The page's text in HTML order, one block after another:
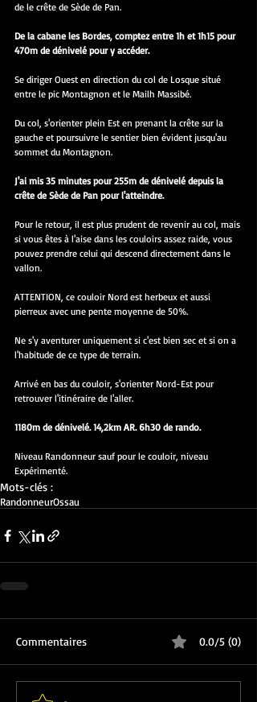
de le crête de Sède de Pan.
De la cabane les Bordes, comptez entre 1h et 1h15 pour
470m de dénivelé pour y accéder.
Se diriger Ouest en direction du col de Losque situé
entre le pic Montagnon et le Mailh Massibé.
Du col, s'orienter plein Est en prenant la crête sur la
gauche et poursuivre le sentier bien évident jusqu'au
sommet du Montagnon.
J'ai mis 35 minutes pour 255m de dénivelé depuis la
crête de Sède de Pan pour l'atteindre.
Pour le retour, il est plus prudent de revenir au col, mais
si vous êtes à l'aise dans les couloirs assez raide, vous
pouvez prendre celui qui descend directement dans le
vallon.
ATTENTION, ce couloir Nord est herbeux et aussi
pierreux avec une pente moyenne de 50%.
Ne s'y aventurer uniquement si c'est bien sec et si on a
l'habitude de ce type de terrain.
Arrivé en bas du couloir, s'orienter Nord-Est pour
retrouver l'itinéraire de l'aller.
1180m de dénivelé. 14,2km AR. 6h30 de rando.
Niveau Randonneur sauf pour le couloir, niveau
Expérimenté.
Mots-clés :
RandonneurOssau
Commentaires 0.0/5 (0)